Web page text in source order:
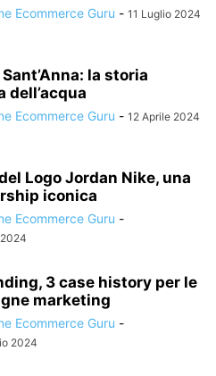
Ecommerce Guru - 11 Luglio 2024
la storia
dell’acqua
Ecommerce Guru - 12 Aprile 2024
Logo Jordan Nike, una
iconica
Ecommerce Guru -
3 case history per le
marketing
Ecommerce Guru -
2024